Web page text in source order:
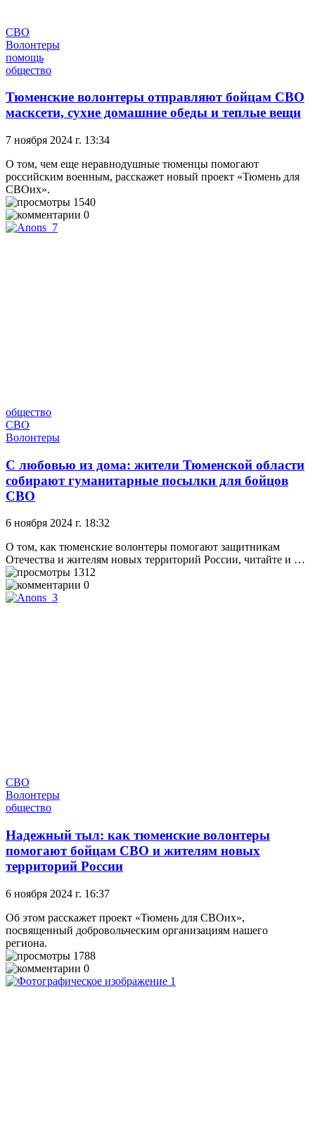
СВО
Волонтеры
помощь
общество
Тюменские волонтеры отправляют бойцам СВО
масксети, сухие домашние обеды и теплые вещи
7 ноября 2024 г. 13:34
О том, чем еще неравнодушные тюменцы помогают
российским военным, расскажет новый проект «Тюмень для
СВОих».
1540
0
общество
СВО
Волонтеры
С любовью из дома: жители Тюменской области
собирают гуманитарные посылки для бойцов
СВО
6 ноября 2024 г. 18:32
О том, как тюменские волонтеры помогают защитникам
Отечества и жителям новых территорий России, читайте и …
1312
0
СВО
Волонтеры
общество
Надежный тыл: как тюменские волонтеры
помогают бойцам СВО и жителям новых
территорий России
6 ноября 2024 г. 16:37
Об этом расскажет проект «Тюмень для СВОих»,
посвященный добровольческим организациям нашего
региона.
1788
0